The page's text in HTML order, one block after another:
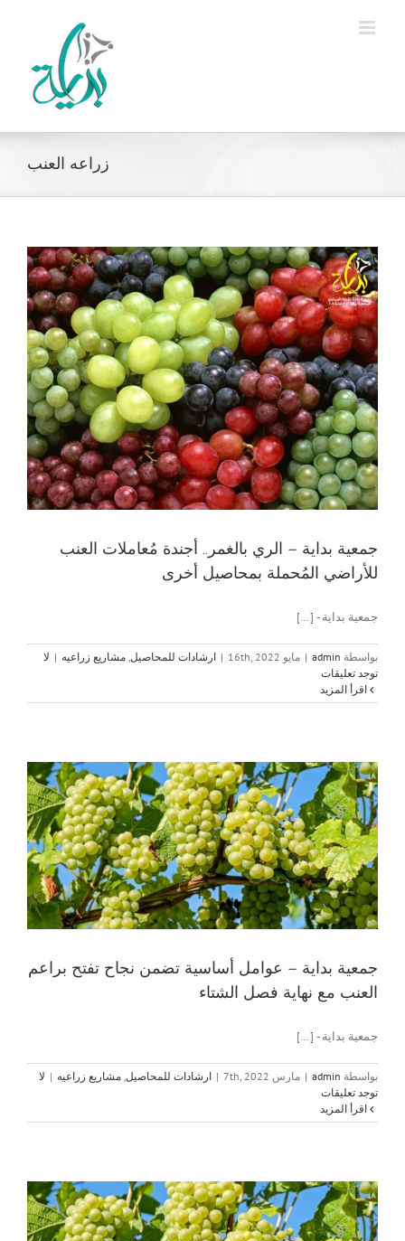
زراعه العنب
جمعية بداية – الري بالغمر.. أجندة مُعاملات العنب
للأراضي المُحملة بمحاصيل أخرى
جمعية بداية - [...]
بواسطة admin
| مايو 16th, 2022 | ارشادات للمحاصيل, مشاريع زراعيه | لا
توجد تعليقات
جمعية بداية – عوامل أساسية تضمن نجاح تفتح براعم
العنب مع نهاية فصل الشتاء
جمعية بداية - [...]
بواسطة admin
| مارس 7th, 2022 | ارشادات للمحاصيل مشاريع زراعيه | لا
توجد تعليقات